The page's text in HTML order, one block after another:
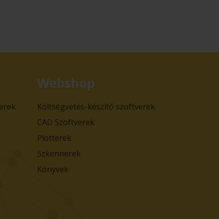
Webshop
Költségvetés-készítő szoftverek
CAD Szoftverek
Plotterek
Szkennerek
Könyvek